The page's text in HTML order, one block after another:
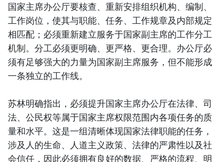
国家主席办公厅要核查、重新安排组织机构、编制、
工作岗位，使其与职能、任务、工作规章及内部规定
相匹配；必须重新建立服务于国家副主席的工作分工
机制。分工必须更明确、更严格、更合理。办公厅必
须有足够强大的力量为国家副主席服务，但不能形成
一条独立的工作线。
苏林明确指出，必须提升国家主席办公厅在法律、司
法、公民权等属于国家主席权限范围内各项任务的质
量和水平。这是一组清晰体现国家法律职能的任务，
涉及人的生命、人道主义政策、法律的严肃性以及社
会信任，因此必须拥有良好的数据、严格的流程、明